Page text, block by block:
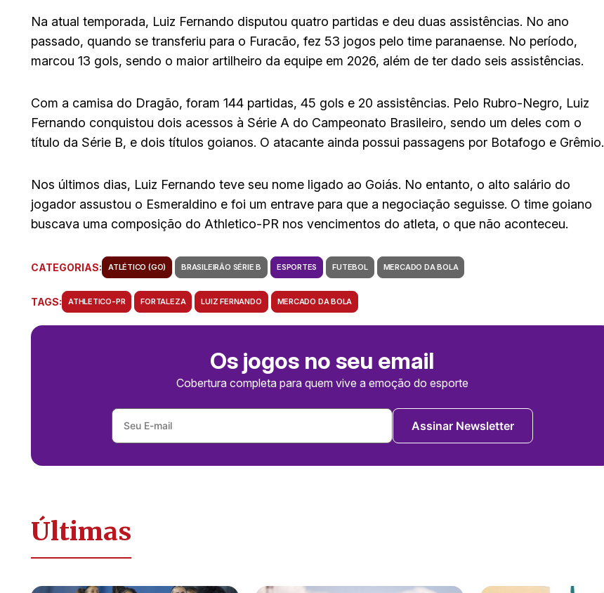
Na atual temporada, Luiz Fernando disputou quatro partidas e deu duas assistências. No ano
passado, quando se transferiu para o Furacão, fez 53 jogos pelo time paranaense. No período,
marcou 13 gols, sendo o maior artilheiro da equipe em 2026, além de ter dado seis assistências.
Com a camisa do Dragão, foram 144 partidas, 45 gols e 20 assistências. Pelo Rubro-Negro, Luiz
Fernando conquistou dois acessos à Série A do Campeonato Brasileiro, sendo um deles com o
título da Série B, e dois títulos goianos. O atacante ainda possui passagens por Botafogo e Grêmio.
Nos últimos dias, Luiz Fernando teve seu nome ligado ao Goiás. No entanto, o alto salário do
jogador assustou o Esmeraldino e foi um entrave para que a negociação seguisse. O time goiano
buscava uma composição do Athletico-PR nos vencimentos do atleta, o que não aconteceu.
CATEGORIAS: ATLÉTICO (GO) BRASILEIRÃO SÉRIE B ESPORTES FUTEBOL MERCADO DA BOLA
TAGS: ATHLETICO-PR FORTALEZA LUIZ FERNANDO MERCADO DA BOLA
Os jogos no seu email
Cobertura completa para quem vive a emoção do esporte
Assinar Newsletter
Últimas